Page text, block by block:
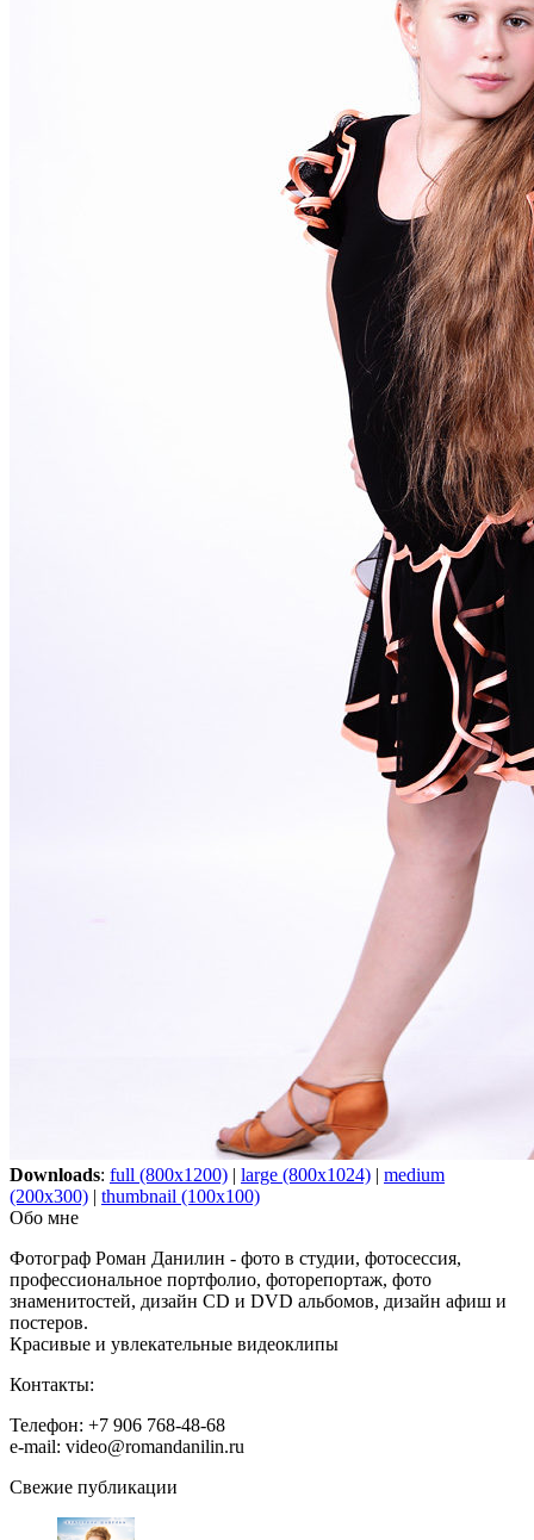
Downloads: full (800x1200) | large (800x1024) | medium
(200x300) | thumbnail (100x100)
Обо мне
Фотограф Роман Данилин - фото в студии, фотосессия,
профессиональное портфолио, фоторепортаж, фото
знаменитостей, дизайн CD и DVD альбомов, дизайн афиш и
постеров.
Красивые и увлекательные видеоклипы
Контакты:
Телефон: +7 906 768-48-68
e-mail: video@romandanilin.ru
Свежие публикации